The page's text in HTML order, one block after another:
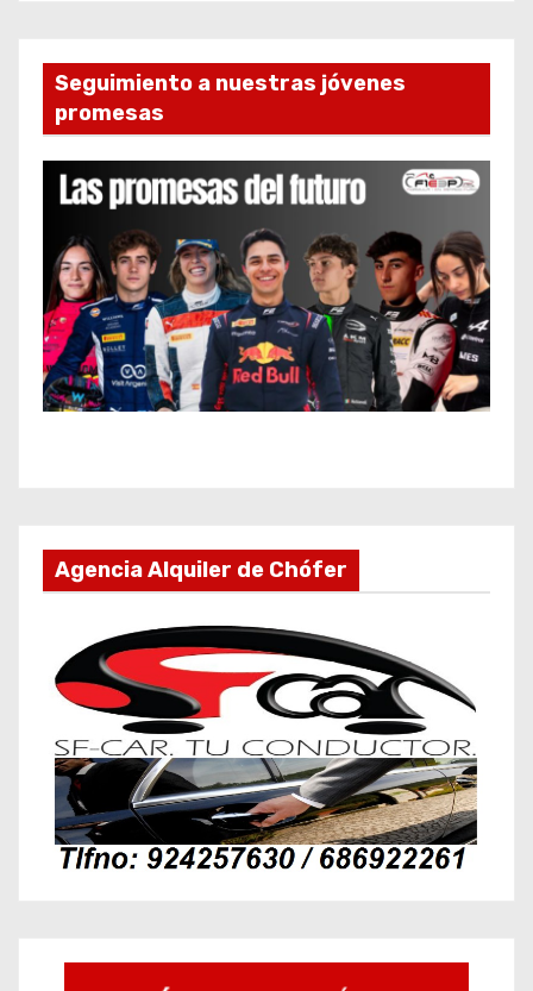
Seguimiento a nuestras jóvenes
promesas
Agencia Alquiler de Chófer